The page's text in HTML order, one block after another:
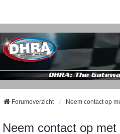
Forumoverzicht Neem contact op
Neem contact op met